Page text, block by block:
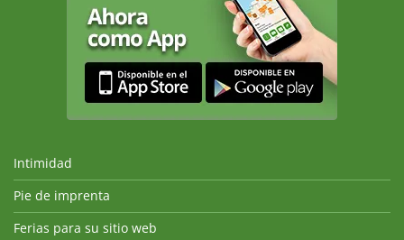
Intimidad
Pie de imprenta
Ferias para su sitio web